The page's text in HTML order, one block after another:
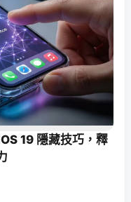
19 隱藏技巧，釋